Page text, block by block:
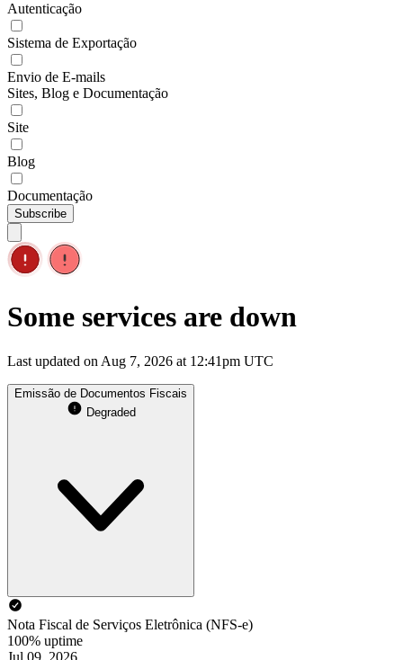
Autenticação
Sistema de Exportação
Envio de E-mails
Sites, Blog e Documentação
Site
Blog
Documentação
Subscribe
Some services are down
Last updated on Aug 7, 2026 at 12:41pm UTC
Emissão de Documentos Fiscais
Degraded
Nota Fiscal de Serviços Eletrônica (NFS-e)
100% uptime
Jul 09, 2026